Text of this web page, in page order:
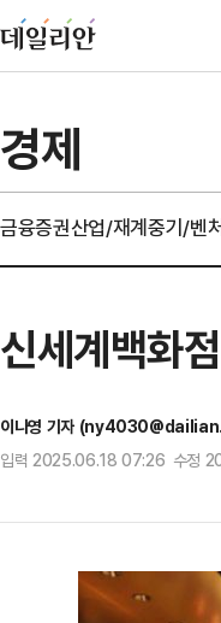
경제
금융증권산업/재계중기/벤
신세계백화
이나영 기자
입력 2025.06.18 07:26 수정